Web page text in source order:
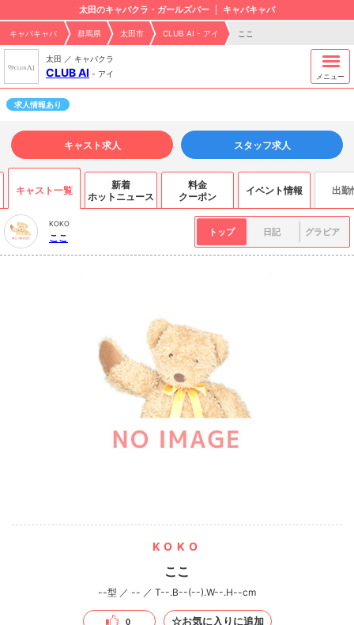
太田のキャバクラ・ガールズバー キャバキャバ
キャバキャバ 群馬県 太田市 CLUB AI - アイ ここ
太田 ／ キャバクラ
CLUB AI - アイ メニュー
求人情報あり
キャスト求人 スタッフ求人
キャスト一覧
新着
ホットニュース
料金
クーポン
イベント情報 出勤
KOKO
ここ トップ 日記 グラビア
KOKO
ここ
--型 ／ -- ／ T--.B--(--).W--.H--cm
0 ☆お気に入りに追加